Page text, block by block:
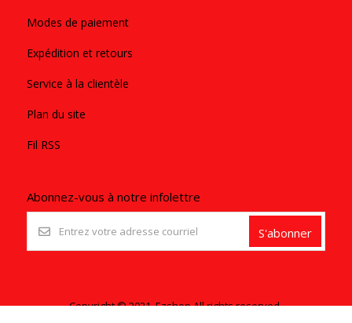
Modes de paiement
Expédition et retours
Service à la clientèle
Plan du site
Fil RSS
Abonnez-vous à notre infolettre
S'abonner
Copyright © 2021. Ezshop All rights reserved.